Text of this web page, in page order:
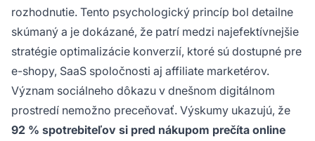
rozhodnutie. Tento psychologický princíp bol detailne
skúmaný a je dokázané, že patrí medzi najefektívnejšie
stratégie optimalizácie konverzií, ktoré sú dostupné pre
e-shopy, SaaS spoločnosti aj affiliate marketérov.
Význam sociálneho dôkazu v dnešnom digitálnom
prostredí nemožno preceňovať. Výskumy ukazujú, že
92 % spotrebiteľov si pred nákupom prečíta online